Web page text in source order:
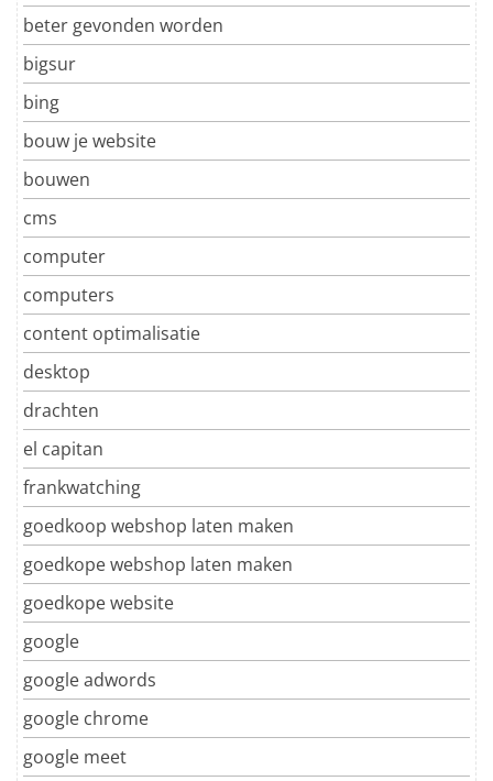
beter gevonden worden
bigsur
bing
bouw je website
bouwen
cms
computer
computers
content optimalisatie
desktop
drachten
el capitan
frankwatching
goedkoop webshop laten maken
goedkope webshop laten maken
goedkope website
google
google adwords
google chrome
google meet